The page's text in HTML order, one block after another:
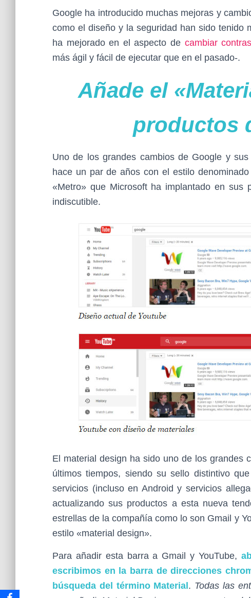
Google ha introducido muchas mejoras y
como el diseño y la seguridad han sido tenido
ha mejorado en el aspecto de cambiar
más ágil y fácil de ejecutar que en el pasado-.
Añade el
productos
Uno de los grandes cambios de Google y
hace un par de años con el estilo
«Metro» que Microsoft ha implantado en sus
indiscutible.
El material design ha sido uno de los grandes
últimos tiempos, siendo su sello distintivo
servicios (incluso en Android y servicios
actualizando sus productos a esta nueva
estrellas de la compañía como lo son Gmail y
estilo «material design».
Para añadir esta barra a Gmail y YouTube,
escribimos en la barra de direcciones
búsqueda del término Material . Todas las